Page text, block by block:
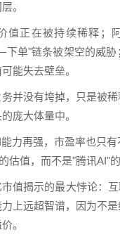
。
值正在被持续稀释；
单"链条被架空的威胁
能失去壁垒。
并没有垮掉，只是被
庞大体量中。
力再强，市盈率也只
估值，而不是"腾讯AI"的
值揭示的最大悖论：
上远超智谱，因为不
。